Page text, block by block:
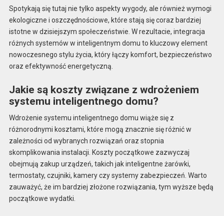
Spotykają się tutaj nie tylko aspekty wygody, ale również wymogi
ekologiczne i oszczędnościowe, które stają się coraz bardziej
istotne w dzisiejszym społeczeństwie. W rezultacie, integracja
różnych systemów w inteligentnym domu to kluczowy element
nowoczesnego stylu życia, który łączy komfort, bezpieczeństwo
oraz efektywność energetyczną.
Jakie są koszty związane z wdrożeniem
systemu inteligentnego domu?
Wdrożenie systemu inteligentnego domu wiąże się z
różnorodnymi kosztami, które mogą znacznie się różnić w
zależności od wybranych rozwiązań oraz stopnia
skomplikowania instalacji. Koszty początkowe zazwyczaj
obejmują zakup urządzeń, takich jak inteligentne żarówki,
termostaty, czujniki, kamery czy systemy zabezpieczeń. Warto
zauważyć, że im bardziej złożone rozwiązania, tym wyższe będą
początkowe wydatki.